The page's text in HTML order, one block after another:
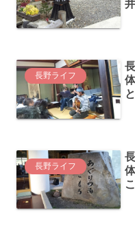
長野ライフ
長野ライフ